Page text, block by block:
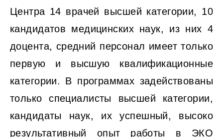
Центра 14 врачей высшей категории, 10
кандидатов медицинских наук, из них 4
доцента, средний персонал имеет только
первую и высшую квалификационные
категории. В программах задействованы
только специалисты высшей категории,
кандидаты наук, их успешный, высоко
результативный опыт работы в ЭКО